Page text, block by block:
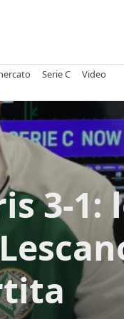
Serie C
Video
3-1: